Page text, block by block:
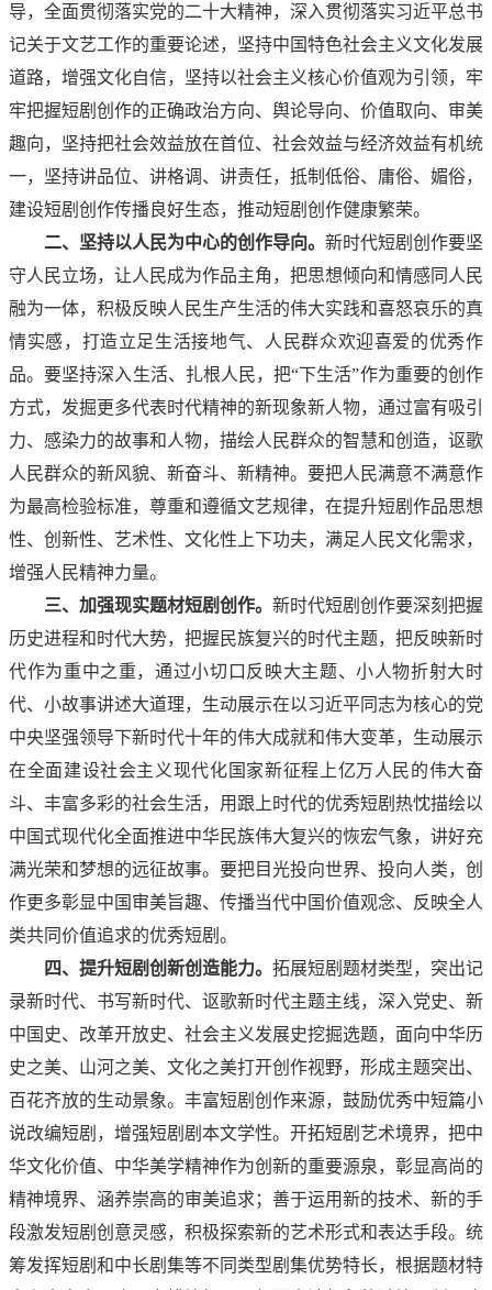
导，全面贯彻落实党的二十大精神，深入贯彻落实习近平总书
记关于文艺工作的重要论述，坚持中国特色社会主义文化发展
道路，增强文化自信，坚持以社会主义核心价值观为引领，牢
牢把握短剧创作的正确政治方向、舆论导向、价值取向、审美
趣向，坚持把社会效益放在首位、社会效益与经济效益有机统
一，坚持讲品位、讲格调、讲责任，抵制低俗、庸俗、媚俗，
建设短剧创作传播良好生态，推动短剧创作健康繁荣。
二、坚持以人民为中心的创作导向。 新时代短剧创作要坚
守人民立场，让人民成为作品主角，把思想倾向和情感同人民
融为一体，积极反映人民生产生活的伟大实践和喜怒哀乐的真
情实感，打造立足生活接地气、人民群众欢迎喜爱的优秀作
品。要坚持深入生活、扎根人民，把“下生活”作为重要的创作
方式，发掘更多代表时代精神的新现象新人物，通过富有吸引
力、感染力的故事和人物，描绘人民群众的智慧和创造，讴歌
人民群众的新风貌、新奋斗、新精神。要把人民满意不满意作
为最高检验标准，尊重和遵循文艺规律，在提升短剧作品思想
性、创新性、艺术性、文化性上下功夫，满足人民文化需求，
增强人民精神力量。
三、加强现实题材短剧创作。 新时代短剧创作要深刻把握
历史进程和时代大势，把握民族复兴的时代主题，把反映新时
代作为重中之重，通过小切口反映大主题、小人物折射大时
代、小故事讲述大道理，生动展示在以习近平同志为核心的党
中央坚强领导下新时代十年的伟大成就和伟大变革，生动展示
在全面建设社会主义现代化国家新征程上亿万人民的伟大奋
斗、丰富多彩的社会生活，用跟上时代的优秀短剧热忱描绘以
中国式现代化全面推进中华民族伟大复兴的恢宏气象，讲好充
满光荣和梦想的远征故事。要把目光投向世界、投向人类，创
作更多彰显中国审美旨趣、传播当代中国价值观念、反映全人
类共同价值追求的优秀短剧。
四、提升短剧创新创造能力。 拓展短剧题材类型，突出记
录新时代、书写新时代、讴歌新时代主题主线，深入党史、新
中国史、改革开放史、社会主义发展史挖掘选题，面向中华历
史之美、山河之美、文化之美打开创作视野，形成主题突出、
百花齐放的生动景象。丰富短剧创作来源，鼓励优秀中短篇小
说改编短剧，增强短剧剧本文学性。开拓短剧艺术境界，把中
华文化价值、中华美学精神作为创新的重要源泉，彰显高尚的
精神境界、涵养崇高的审美追求；善于运用新的技术、新的手
段激发短剧创意灵感，积极探索新的艺术形式和表达手段。统
筹发挥短剧和中长剧集等不同类型剧集优势特长，根据题材特